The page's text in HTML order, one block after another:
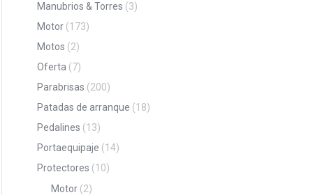
Manubrios & Torres (3)
Motor (173)
Motos (2)
Oferta (7)
Parabrisas (200)
Patadas de arranque (18)
Pedalines (13)
Portaequipaje (14)
Protectores (10)
Motor (2)